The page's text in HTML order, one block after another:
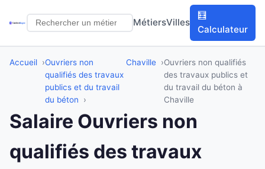
MétiersVilles
🧮
Calculateur
Accueil
Ouvriers non
qualifiés des travaux
publics et du travail
du béton
Chaville
Ouvriers non qualifiés
des travaux publics et
du travail du béton à
Chaville
Salaire Ouvriers non
qualifiés des travaux